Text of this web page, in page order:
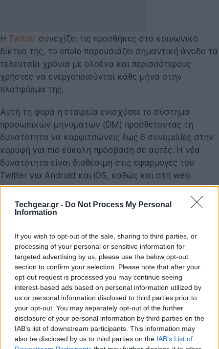
Techgear.gr - Do Not Process My Personal
Information
If you wish to opt-out of the sale, sharing to third parties, or
processing of your personal or sensitive information for
targeted advertising by us, please use the below opt-out
section to confirm your selection. Please note that after your
opt-out request is processed you may continue seeing
interest-based ads based on personal information utilized by
us or personal information disclosed to third parties prior to
your opt-out. You may separately opt-out of the further
disclosure of your personal information by third parties on the
IAB’s list of downstream participants. This information may
also be disclosed by us to third parties on the IAB’s List of
Η Twitter συνεχίζει τις προσθήκες στο κοινωνικό
δίκτυο της, το οποίο παρουσιάζει σημαντική άνοδο τα
τελευταία χρόνια με ολοένα και περισσότερους
χρήστες να ενεργοποιούνται κάθε μήνα στην
πλατφόρμα της.
Αυτή τη φορά η εταιρεία ενισχύσει το σύστημα
προσωπικών μηνυμάτων (DM) προσθέτοντας τη
δυνατότητα να καρφιτσώνεις έως 6 συνομιλίες στην
κορυφή για πιο εύκολη πρόσβαση σε αυτές. Η νέα
δυνατότητα είναι διαθέσιμη στις εφαρμογές του
Twitter για Android και iOS, καθώς και στη web
έκδοση του.
Αξίζει να σημειωθεί ότι η Twitter προχώρησε πέρυσι
σε 2 μεγάλες εξαγορές εταιρειών messaging, τις